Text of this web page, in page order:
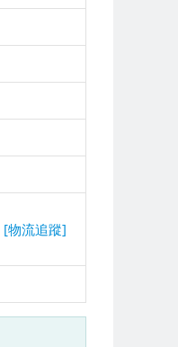
[物流追蹤]